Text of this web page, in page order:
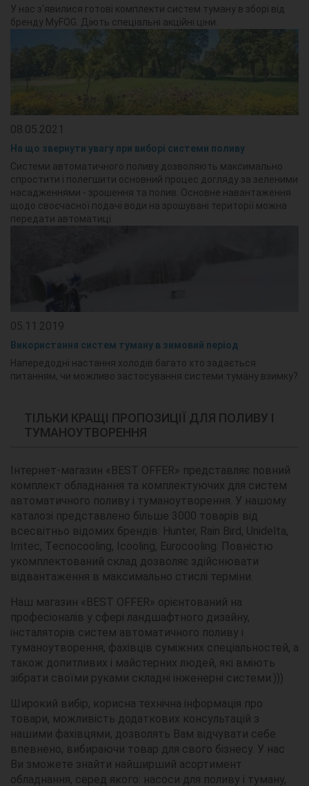
У нас з'явилися готові комплекти систем туману в зборі від
бренду MyFOG. Діють спеціальні акційні ціни.
08.05.2021
На що звернути увагу при виборі системи поливу
Системи автоматичного поливу дозволяють максимально
спростити і полегшити основний процес догляду за зеленими
насадженнями - зрошення та полив. Основне навантаження
щодо своєчасної подачі води на зрошувані території можна
передати автоматиці.
05.11.2019
Використання систем туману в зимовий період
Напередодні настання холодів багато хто задається
питанням, чи можливо застосування системи туману взимку?
ТІЛЬКИ КРАЩІ ПРОПОЗИЦІЇ ДЛЯ ПОЛИВУ І
ТУМАНОУТВОРЕННЯ
Інтернет-магазин «BEST OFFER» представляє повний
комплект обладнання та комплектуючих для систем
автоматичного поливу і туманоутворення. У нашому
каталозі представлено більше 3000 товарів від
всесвітньо відомих брендів: Hunter, Rain Bird, Unidelta,
Irritec, Тecnocooling, Icooling, Eurocooling. Повністю
укомплектований склад дозволяє здійснювати
відвантаження в максимально стислі терміни.
Наш магазин «BEST OFFER» орієнтований на
професіоналів у сфері ландшафтного дизайну,
інсталяторів систем автоматичного поливу і
туманоутворення, фахівців суміжних спеціальностей, а
також допитливих і майстерних людей, які вміють
зібрати своїми руками складні інженерні системи:)))
Широкий вибір, корисна технічна інформація про
товари, можливість додаткових консультацій з
нашими фахівцями, дозволять Вам відчувати себе
впевнено, вибираючи товар для свого бізнесу. У нас
Ви зможете знайти найширший асортимент
обладнання, серед якого: насоси для поливу і туману,